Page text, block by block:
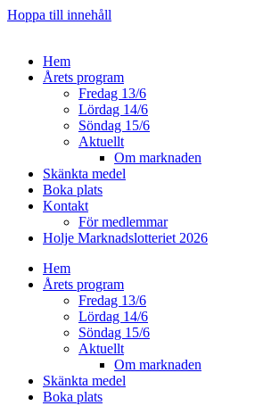
Hoppa till innehåll
Hem
Årets program
Fredag 13/6
Lördag 14/6
Söndag 15/6
Aktuellt
Om marknaden
Skänkta medel
Boka plats
Kontakt
För medlemmar
Holje Marknadslotteriet 2026
Hem
Årets program
Fredag 13/6
Lördag 14/6
Söndag 15/6
Aktuellt
Om marknaden
Skänkta medel
Boka plats